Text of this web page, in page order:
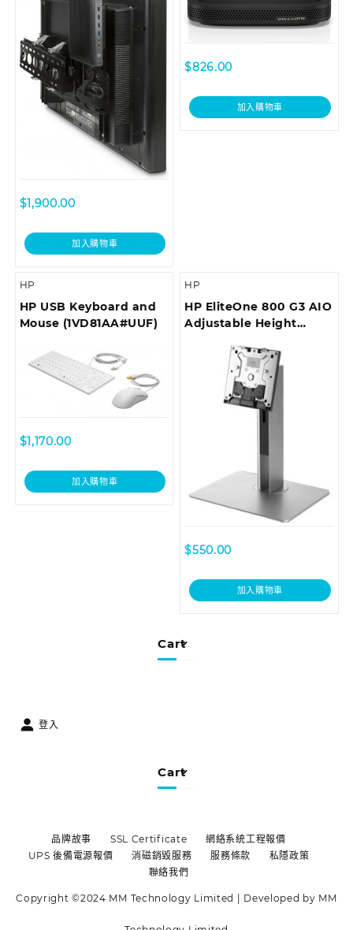
Cart
$1,900.00
加入購物車
$826.00
加入購物車
HP
HP USB Keyboard and
Mouse (1VD81AA#UUF)
$1,170.00
加入購物車
HP
HP EliteOne 800 G3 AIO
Adjustable Height
$550.00
加入購物車
登入
Cart
品牌故事 SSL Certificate
網絡系統工程報價
UPS 後備電源報價
消磁銷毀服務 服務條款
私隱政策
聯絡我們
Copyright ©2024 MM Technology Limited | Developed by MM